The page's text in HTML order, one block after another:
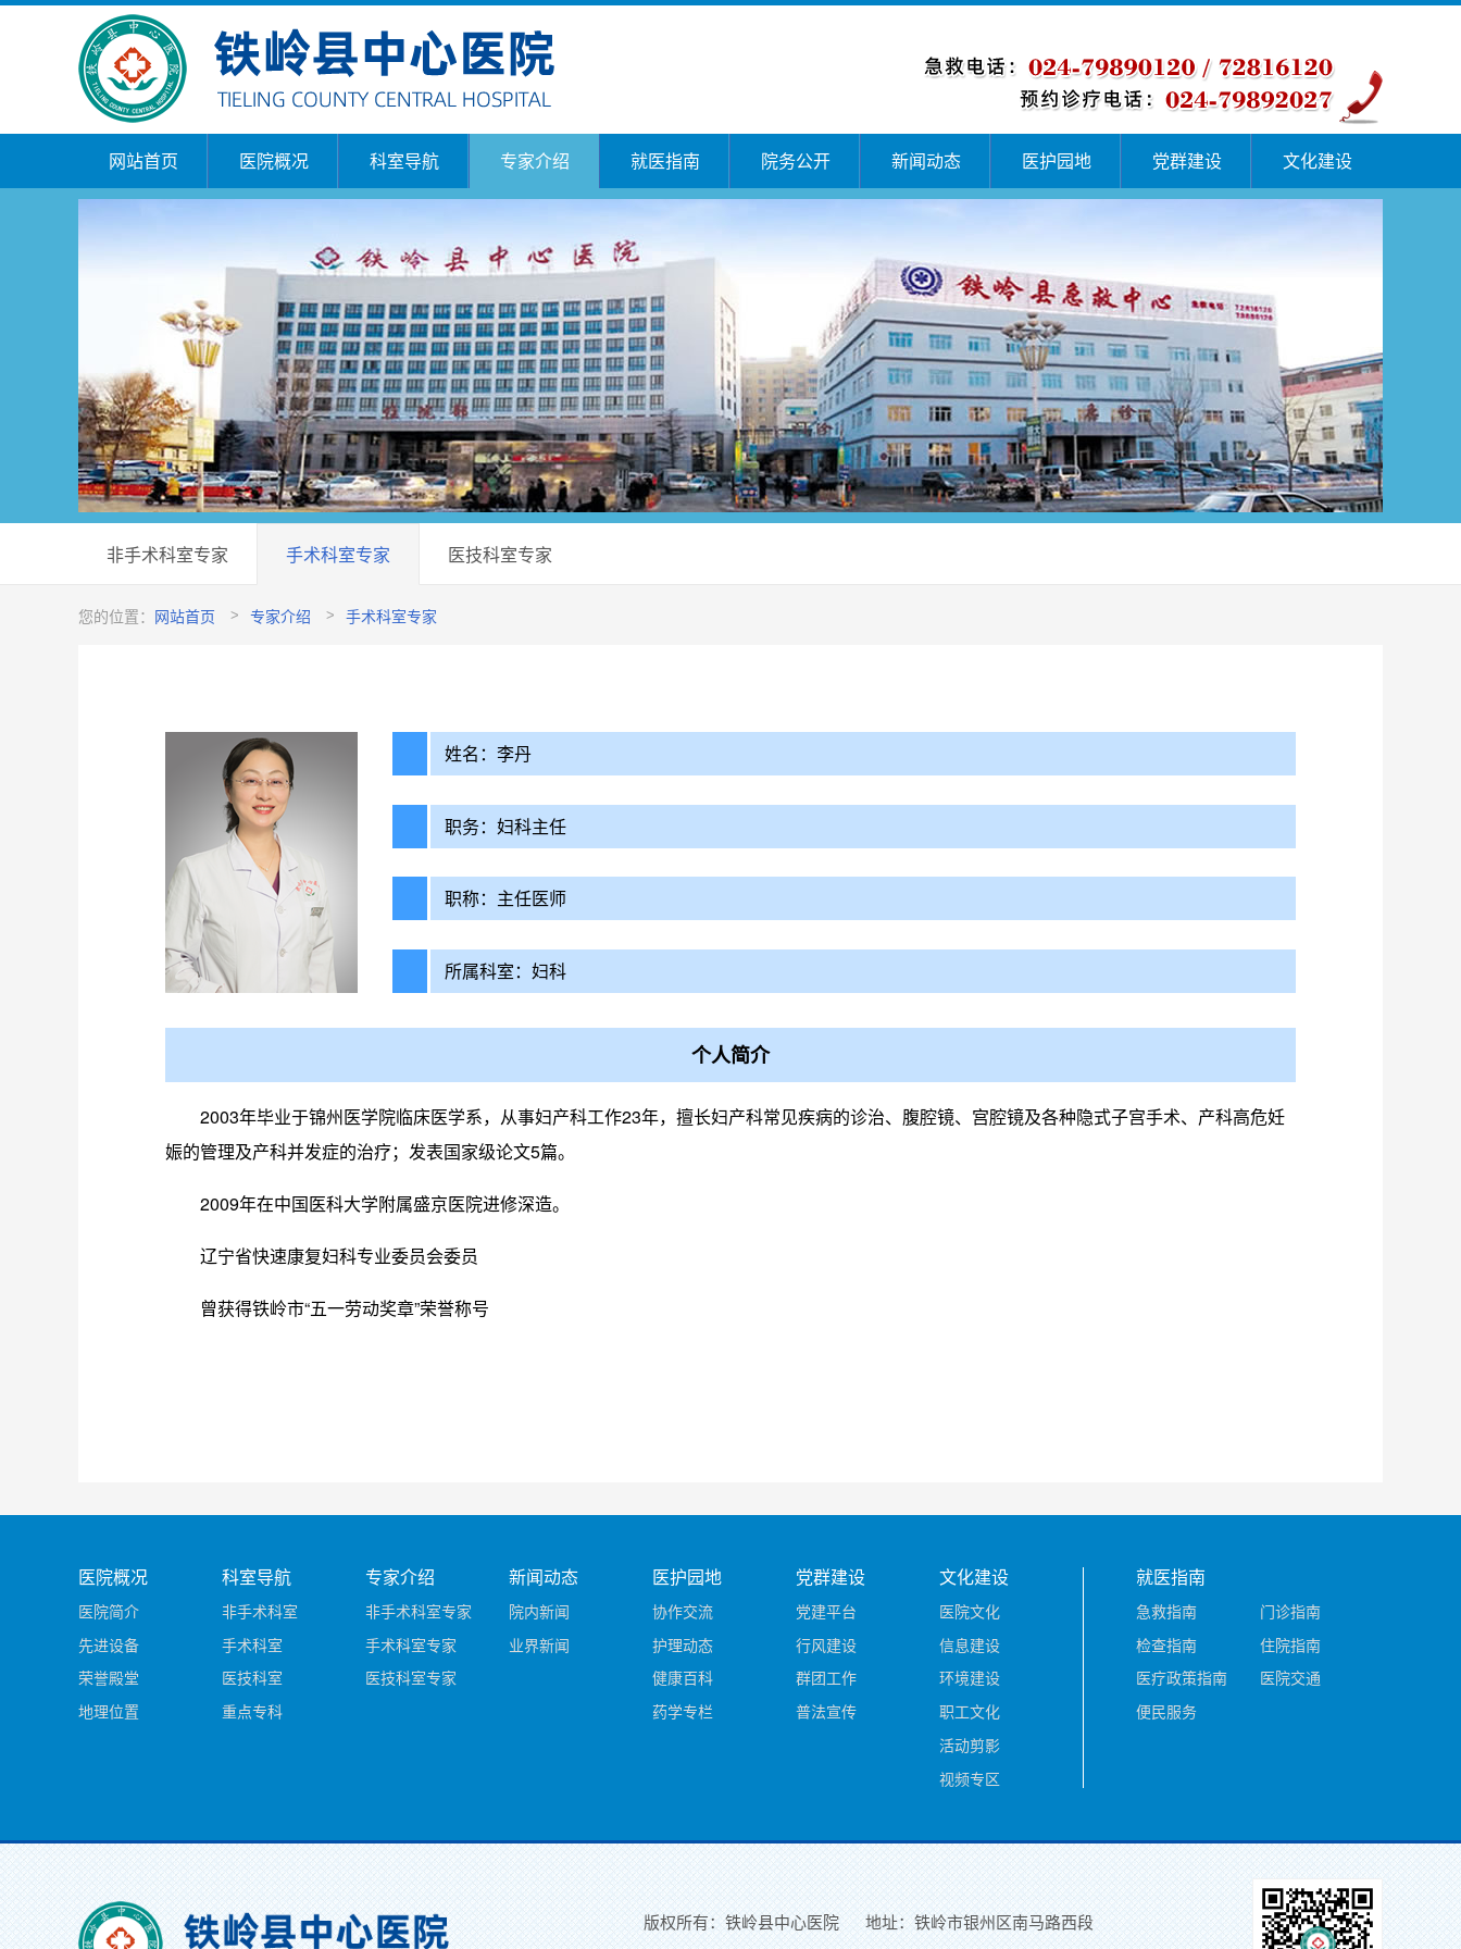
网站首页 医院概况 科室导航 专家介绍 就医指南 院务公开 新闻动态 医护园地 党群建设 文化建设
非手术科室专家 手术科室专家 医技科室专家
您的位置： 网站首页 专家介绍 手术科室专家
姓名：李丹
职务：妇科主任
职称：主任医师
所属科室：妇科
个人简介
2003年毕业于锦州医学院临床医学系，从事妇产科工作23年，擅长妇产科常见疾病的诊治、腹腔镜、宫腔镜及各种隐式子宫手术、产科高危妊
娠的管理及产科并发症的治疗；发表国家级论文5篇。
2009年在中国医科大学附属盛京医院进修深造。
辽宁省快速康复妇科专业委员会委员
曾获得铁岭市“五一劳动奖章”荣誉称号
医院概况
医院简介
先进设备
荣誉殿堂
地理位置
科室导航
非手术科室
手术科室
医技科室
重点专科
专家介绍
非手术科室专家
手术科室专家
医技科室专家
新闻动态
院内新闻
业界新闻
医护园地
协作交流
护理动态
健康百科
药学专栏
党群建设
党建平台
行风建设
群团工作
普法宣传
文化建设
医院文化
信息建设
环境建设
职工文化
活动剪影
视频专区
就医指南
急救指南
门诊指南
检查指南
住院指南
医疗政策指南
医院交通
便民服务
版权所有：铁岭县中心医院 地址：铁岭市银州区南马路西段